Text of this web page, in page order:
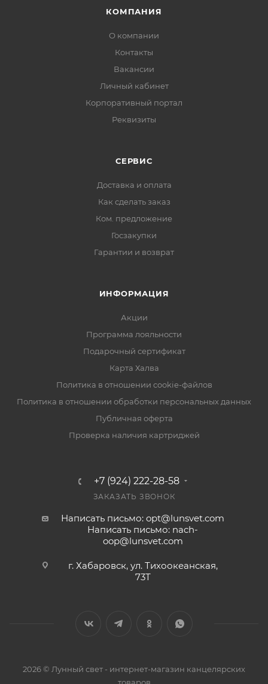
КОМПАНИЯ
О компании
Контакты
Вакансии
Личный кабинет
Корпоративный портал
Реквизиты
СЕРВИС
Доставка и оплата
Как сделать заказ
Ком. предложение
Госзакупки
Гарантии и возврат
ИНФОРМАЦИЯ
Акции
Программа лояльности
Подарочный сертификат
Карта Халва
Политика в отношении cookie-файлов
Политика в отношении обработки персональных данных
Публичная оферта
Проверка наличия картриджей
+7 (924) 222-28-58
ЗАКАЗАТЬ ЗВОНОК
Написать письмо: opt@lunsvet.com
Написать письмо: nach-
oop@lunsvet.com
г. Хабаровск, ул. Тихоокеанская,
73Т
2026 © Лунный свет - интернет-магазин канцелярских